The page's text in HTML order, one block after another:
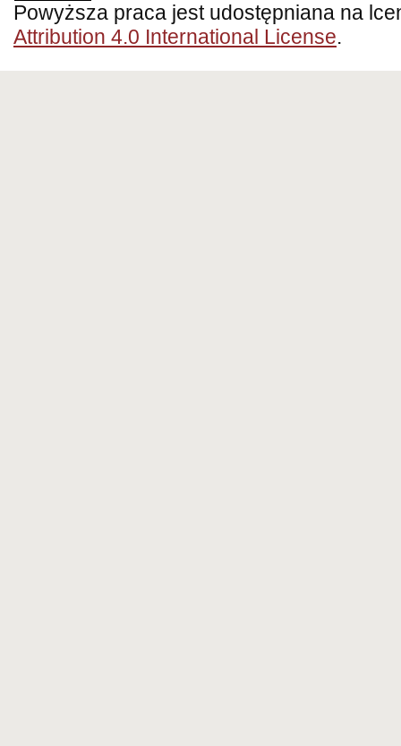
Powyższa praca jest udostępniana na
Attribution 4.0 International License.